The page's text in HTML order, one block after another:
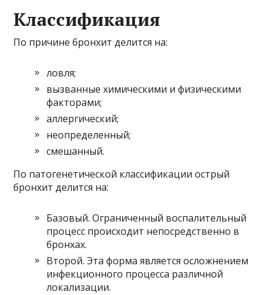
Классификация
По причине бронхит делится на:
ловля;
вызванные химическими и физическими
факторами;
аллергический;
неопределенный;
смешанный.
По патогенетической классификации острый
бронхит делится на:
Базовый. Ограниченный воспалительный
процесс происходит непосредственно в
бронхах.
Второй. Эта форма является осложнением
инфекционного процесса различной
локализации.